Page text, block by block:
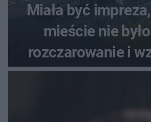
Miała być
mieście nie
rozczarowanie i
obwinianie.